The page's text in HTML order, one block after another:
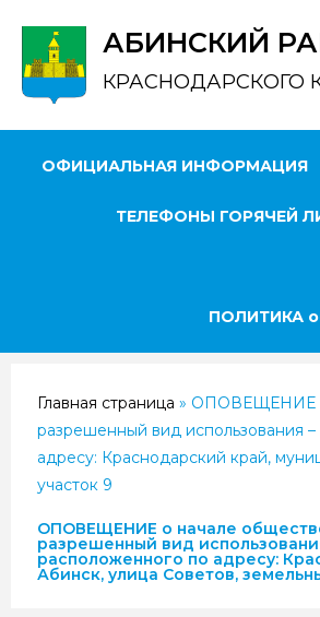
АБИНСКИЙ
КРАСНОДАРСКОГО
ОФИЦИАЛЬНАЯ ИНФОРМАЦИЯ
ТЕЛЕФОНЫ ГОРЯЧЕЙ
ПОЛИТИКА
Главная страница » ОПОВЕЩЕНИЕ о
разрешенный вид использования
адресу: Краснодарский край,
участок 9
ОПОВЕЩЕНИЕ о начале
разрешенный вид
расположенного по адресу:
Абинск, улица Советов,